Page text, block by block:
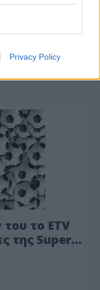
Privacy Policy
κορυφή...
το ETV
της Super